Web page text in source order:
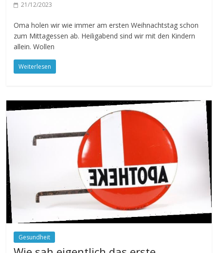
21/12/2023
Oma holen wir wie immer am ersten Weihnachtstag schon
zum Mittagessen ab. Heiligabend sind wir mit den Kindern
allein. Wollen
Weiterlesen
Gesundheit